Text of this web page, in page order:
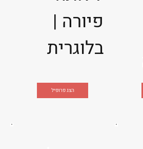
פיורה |
בלוגרית
הצג פרופיל